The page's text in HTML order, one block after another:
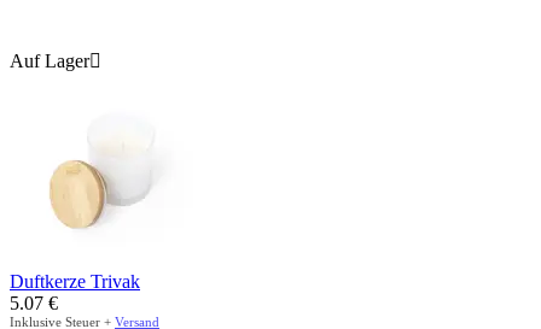
Auf Lager
Duftkerze Trivak
5.07 €
Inklusive Steuer + Versand